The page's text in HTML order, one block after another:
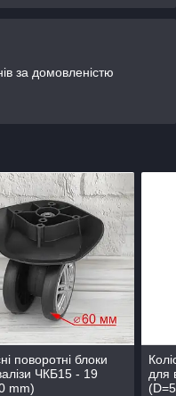
за домовленістю
поворотні блоки
ЧКБ15 - 19
mm)
для